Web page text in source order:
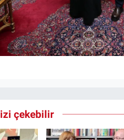
çekebilir